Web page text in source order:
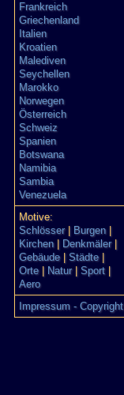
Frankreich
Griechenland
Italien
Kroatien
Malediven
Seychellen
Marokko
Norwegen
Österreich
Schweiz
Spanien
Botswana
Namibia
Sambia
Venezuela
Motive:
Schlösser| Burgen|
Kirchen| Denkmäler|
Gebäude| Städte|
Orte| Natur| Sport
Aero
Impressum - Copyright